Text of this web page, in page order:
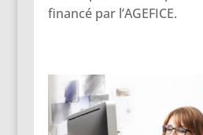
financé par l’AGEFICE.